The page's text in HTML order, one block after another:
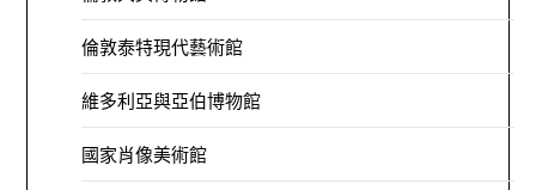
倫敦泰特現代藝術館
維多利亞與亞伯博物館
國家肖像美術館